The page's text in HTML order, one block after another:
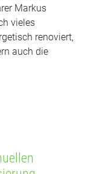
Markus
vieles
renoviert,
auch die